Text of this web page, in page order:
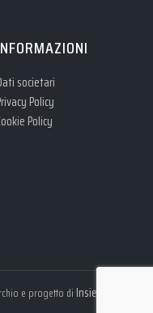
societari
Policy
Policy
e progetto di Insieme S.r.l.